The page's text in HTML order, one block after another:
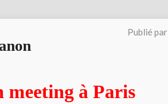
Publié par
meeting à Paris